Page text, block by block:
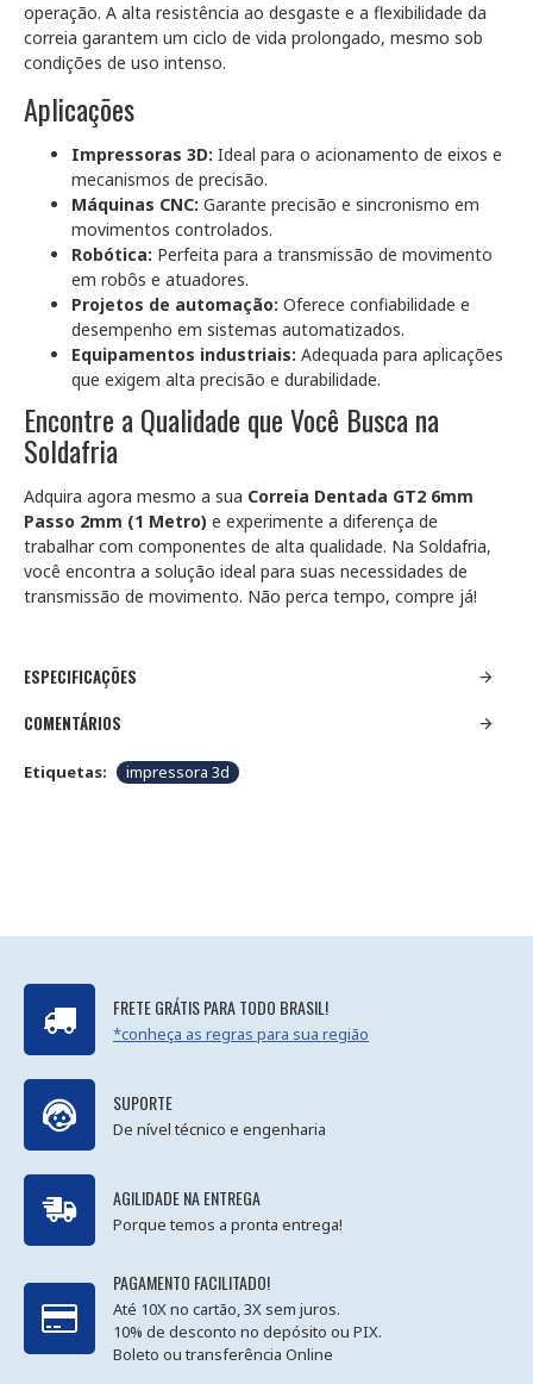
operação. A alta resistência ao desgaste e a flexibilidade da
correia garantem um ciclo de vida prolongado, mesmo sob
condições de uso intenso.
Aplicações
Impressoras 3D: Ideal para o acionamento de eixos e
mecanismos de precisão.
Máquinas CNC: Garante precisão e sincronismo em
movimentos controlados.
Robótica: Perfeita para a transmissão de movimento
em robôs e atuadores.
Projetos de automação: Oferece confiabilidade e
desempenho em sistemas automatizados.
Equipamentos industriais: Adequada para aplicações
que exigem alta precisão e durabilidade.
Encontre a Qualidade que Você Busca na
Soldafria
Adquira agora mesmo a sua Correia Dentada GT2 6mm
Passo 2mm (1 Metro) e experimente a diferença de
trabalhar com componentes de alta qualidade. Na Soldafria,
você encontra a solução ideal para suas necessidades de
transmissão de movimento. Não perca tempo, compre já!
ESPECIFICAÇÕES
COMENTÁRIOS
Etiquetas: impressora 3d
FRETE GRÁTIS PARA TODO BRASIL!
*conheça as regras para sua região
SUPORTE
De nível técnico e engenharia
AGILIDADE NA ENTREGA
Porque temos a pronta entrega!
PAGAMENTO FACILITADO!
Até 10X no cartão, 3X sem juros.
10% de desconto no depósito ou PIX.
Boleto ou transferência Online